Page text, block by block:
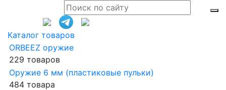
Каталог товаров
ORBEEZ оружие
229 товаров
Оружие 6 мм (пластиковые пульки)
484 товара